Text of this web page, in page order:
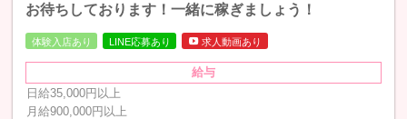
お待ちしております！一緒に稼ぎましょう！
体験入店あり LINE応募あり 求人動画あり
給与
日給35,000円以上
月給900,000円以上